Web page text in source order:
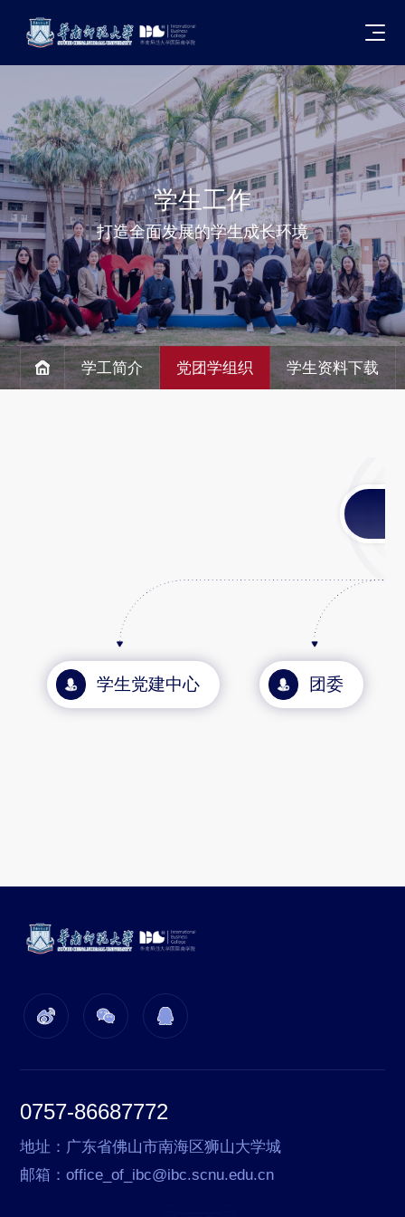
学生工作
打造全面发展的学生成长环境
学工简介 党团学组织 学生资料下载
学生党建中心 团委
0757-86687772
地址：广东省佛山市南海区狮山大学城
邮箱：office_of_ibc@ibc.scnu.edu.cn